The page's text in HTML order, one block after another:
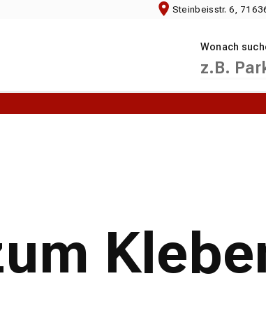
Steinbeisstr. 6,
Wonach